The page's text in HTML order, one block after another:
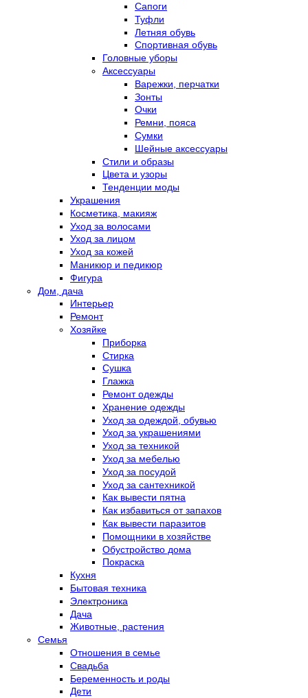
Сапоги
Туфли
Летняя обувь
Спортивная обувь
Головные уборы
Аксессуары
Варежки, перчатки
Зонты
Очки
Ремни, пояса
Сумки
Шейные аксессуары
Стили и образы
Цвета и узоры
Тенденции моды
Украшения
Косметика, макияж
Уход за волосами
Уход за лицом
Уход за кожей
Маникюр и педикюр
Фигура
Дом, дача
Интерьер
Ремонт
Хозяйке
Приборка
Стирка
Сушка
Глажка
Ремонт одежды
Хранение одежды
Уход за одеждой, обувью
Уход за украшениями
Уход за техникой
Уход за мебелью
Уход за посудой
Уход за сантехникой
Как вывести пятна
Как избавиться от запахов
Как вывести паразитов
Помощники в хозяйстве
Обустройство дома
Покраска
Кухня
Бытовая техника
Электроника
Дача
Животные, растения
Семья
Отношения в семье
Свадьба
Беременность и роды
Дети